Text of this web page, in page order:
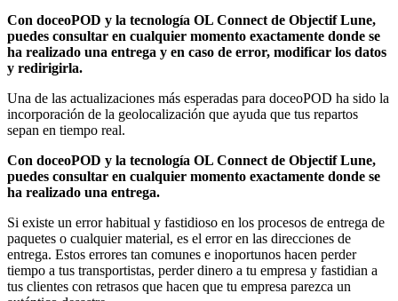
Con doceoPOD y la tecnología OL Connect de Objectif Lune,
puedes consultar en cualquier momento exactamente donde se
ha realizado una entrega y en caso de error, modificar los datos
y redirigirla.
Una de las actualizaciones más esperadas para doceoPOD ha sido la
incorporación de la geolocalización que ayuda que tus repartos
sepan en tiempo real.
Con doceoPOD y la tecnología OL Connect de Objectif Lune,
puedes consultar en cualquier momento exactamente donde se
ha realizado una entrega.
Si existe un error habitual y fastidioso en los procesos de entrega de
paquetes o cualquier material, es el error en las direcciones de
entrega. Estos errores tan comunes e inoportunos hacen perder
tiempo a tus transportistas, perder dinero a tu empresa y fastidian a
tus clientes con retrasos que hacen que tu empresa parezca un